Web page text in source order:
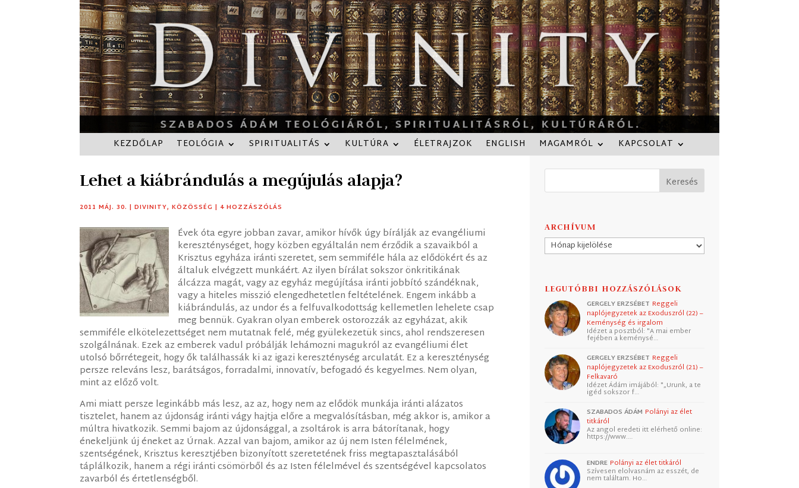
KEZDŐLAP TEOLÓGIA SPIRITUALITÁS KULTÚRA ÉLETRAJZOK ENGLISH MAGAMRÓL KAPCSOLAT
Lehet a kiábrándulás a megújulás alapja?
2011 MÁJ. 30. |DIVINITY,KÖZÖSSÉG | 4 HOZZÁSZÓLÁS
Évek óta egyre jobban zavar, amikor hívők úgy bírálják az evangéliumi
kereszténységet, hogy közben egyáltalán nem érződik a szavaikból a
Krisztus egyháza iránti szeretet, sem semmiféle hála az elődökért és az
általuk elvégzett munkáért. Az ilyen bírálat sokszor önkritikának
álcázza magát, vagy az egyház megújítása iránti jobbító szándéknak,
vagy a hiteles misszió elengedhetetlen feltételének. Engem inkább a
kiábrándulás, az undor és a felfuvalkodottság kellemetlen lehelete csap
meg bennük. Gyakran olyan emberek ostorozzák az egyházat, akik
semmiféle elkötelezettséget nem mutatnak felé, még gyülekezetük sincs, ahol rendszeresen
szolgálnának. Ezek az emberek vadul próbálják lehámozni magukról az evangéliumi élet
utolsó bőrrétegeit, hogy ők találhassák ki az igazi kereszténység arculatát. Ez a kereszténység
persze releváns lesz, barátságos, forradalmi, innovatív, befogadó és kegyelmes. Nem olyan,
mint az előző volt.
Ami miatt persze leginkább más lesz, az az, hogy nem az elődök munkája iránti alázatos
tisztelet, hanem az újdonság iránti vágy hajtja előre a megvalósításban, még akkor is, amikor a
múltra hivatkozik. Semmi bajom az újdonsággal, a zsoltárok is arra bátorítanak, hogy
énekeljünk új éneket az Úrnak. Azzal van bajom, amikor az új nem Isten félelmének,
szentségének, Krisztus keresztjében bizonyított szeretetének friss megtapasztalásából
táplálkozik, hanem a régi iránti csömörből és az Isten félelmével és szentségével kapcsolatos
zavarból és értetlenségből.
ARCHÍVUM
Archívum
LEGUTÓBBI HOZZÁSZÓLÁSOK
GERGELY ERZSÉBET Reggeli
naplójegyzetek az Exoduszról (22) –
Keménység és irgalom
Idézet a posztból: "A mai ember
fejében a keménysé…
GERGELY ERZSÉBET Reggeli
naplójegyzetek az Exoduszról (21) –
Felkavaró
Idézet Ádám imájából: "„Urunk, a te
igéd sokszor f…
SZABADOS ÁDÁM Polányi az élet
titkáról
Az angol eredeti itt elérhető online:
https://www.…
ENDRE Polányi az élet titkáról
Szívesen elolvasnám az esszét, de
nem találtam. Ho…